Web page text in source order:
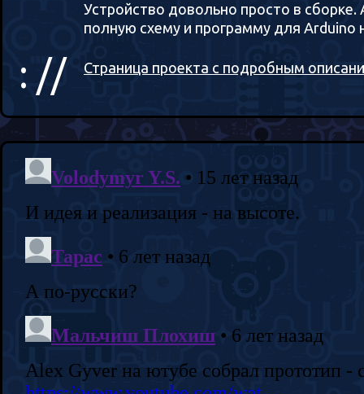
Устройство довольно просто в
полную схему и программу для Arduino
: // Страница проекта с подробным